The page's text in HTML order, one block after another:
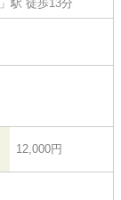
」駅 徒歩13分
12,000円